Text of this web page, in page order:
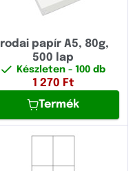
Irodai papír A5, 80g,
500 lap
Készleten - 100 db
1 270 Ft
Termék